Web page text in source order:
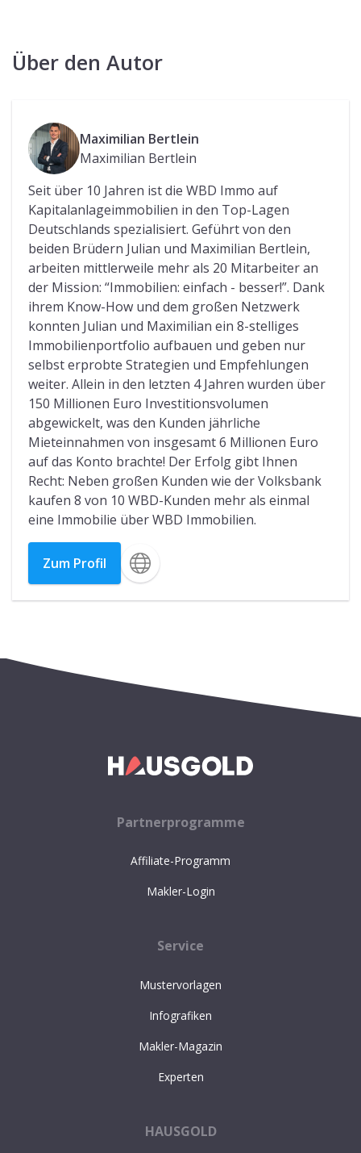
Über den Autor
Maximilian Bertlein
Maximilian Bertlein
Seit über 10 Jahren ist die WBD Immo auf
Kapitalanlageimmobilien in den Top-Lagen
Deutschlands spezialisiert. Geführt von den
beiden Brüdern Julian und Maximilian Bertlein,
arbeiten mittlerweile mehr als 20 Mitarbeiter an
der Mission: “Immobilien: einfach - besser!”. Dank
ihrem Know-How und dem großen Netzwerk
konnten Julian und Maximilian ein 8-stelliges
Immobilienportfolio aufbauen und geben nur
selbst erprobte Strategien und Empfehlungen
weiter. Allein in den letzten 4 Jahren wurden über
150 Millionen Euro Investitionsvolumen
abgewickelt, was den Kunden jährliche
Mieteinnahmen von insgesamt 6 Millionen Euro
auf das Konto brachte! Der Erfolg gibt Ihnen
Recht: Neben großen Kunden wie der Volksbank
kaufen 8 von 10 WBD-Kunden mehr als einmal
eine Immobilie über WBD Immobilien.
Zum Profil
Partnerprogramme
Affiliate-Programm
Makler-Login
Service
Mustervorlagen
Infografiken
Makler-Magazin
Experten
HAUSGOLD